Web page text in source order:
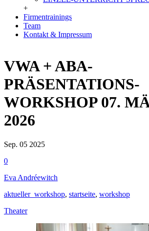
+
Firmentrainings
Team
Kontakt & Impressum
VWA + ABA-
PRÄSENTATIONS-
WORKSHOP 07.
2026
Sep. 05 2025
0
Eva Andréewitch
aktueller_workshop, startseite, workshop
Theater